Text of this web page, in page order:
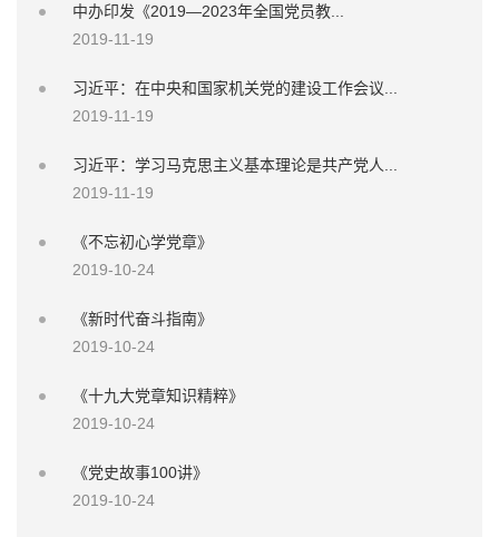
中办印发《2019—2023年全国党员教...
2019-11-19
习近平：在中央和国家机关党的建设工作会议...
2019-11-19
习近平：学习马克思主义基本理论是共产党人...
2019-11-19
《不忘初心学党章》
2019-10-24
《新时代奋斗指南》
2019-10-24
《十九大党章知识精粹》
2019-10-24
《党史故事100讲》
2019-10-24